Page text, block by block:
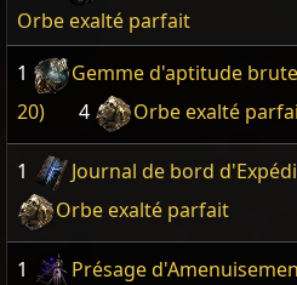
Orbe exalté parfait
1
Gemme d'aptitude
20)
4 Orbe exalté
1 Journal de bord
Orbe exalté parfait
1 Présage